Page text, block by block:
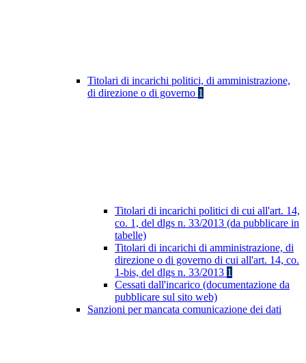
Titolari di incarichi politici, di amministrazione,
di direzione o di governo 1
Titolari di incarichi politici di cui all'art. 14,
co. 1, del dlgs n. 33/2013 (da pubblicare in
tabelle)
Titolari di incarichi di amministrazione, di
direzione o di governo di cui all'art. 14, co.
1-bis, del dlgs n. 33/2013 1
Cessati dall'incarico (documentazione da
pubblicare sul sito web)
Sanzioni per mancata comunicazione dei dati